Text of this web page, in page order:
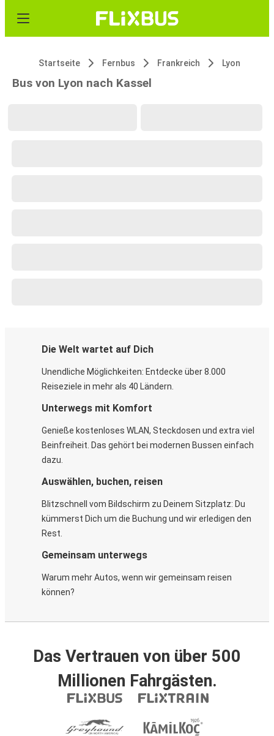
Startseite Fernbus Frankreich Lyon
Bus von Lyon nach Kassel
Die Welt wartet auf Dich
Unendliche Möglichkeiten: Entdecke über 8.000
Reiseziele in mehr als 40 Ländern.
Unterwegs mit Komfort
Genieße kostenloses WLAN, Steckdosen und extra viel
Beinfreiheit. Das gehört bei modernen Bussen einfach
dazu.
Auswählen, buchen, reisen
Blitzschnell vom Bildschirm zu Deinem Sitzplatz: Du
kümmerst Dich um die Buchung und wir erledigen den
Rest.
Gemeinsam unterwegs
Warum mehr Autos, wenn wir gemeinsam reisen
können?
Das Vertrauen von über 500
Millionen Fahrgästen.